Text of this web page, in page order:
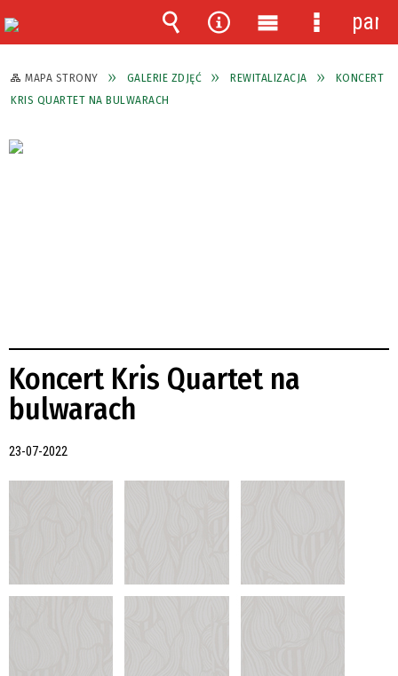
MAPA STRONY GALERIE ZDJĘĆ REWITALIZACJA
KONCERT
KRIS QUARTET NA BULWARACH
Koncert Kris Quartet na
bulwarach
23-07-2022
Wyszukiwarka
Narzędzia
Menu
główne
Menu